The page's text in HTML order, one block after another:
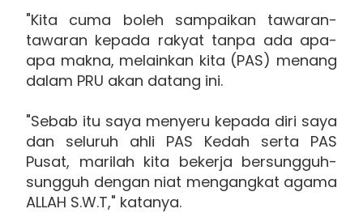
"Kita cuma boleh sampaikan tawaran-
tawaran kepada rakyat tanpa ada apa-
apa makna, melainkan kita (PAS) menang
dalam PRU akan datang ini.
"Sebab itu saya menyeru kepada diri saya
dan seluruh ahli PAS Kedah serta PAS
Pusat, marilah kita bekerja bersungguh-
sungguh dengan niat mengangkat agama
ALLAH S.W.T," katanya.